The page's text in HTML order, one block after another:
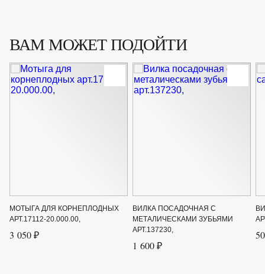
ВАМ МОЖЕТ ПОДОЙТИ
МОТЫГА ДЛЯ КОРНЕПЛОДНЫХ
АРТ.17112-20.000.00,
3 050 ₽
ВИЛКА ПОСАДОЧНАЯ С
МЕТАЛИЧЕСКАМИ ЗУБЬЯМИ
АРТ.137230,
1 600 ₽